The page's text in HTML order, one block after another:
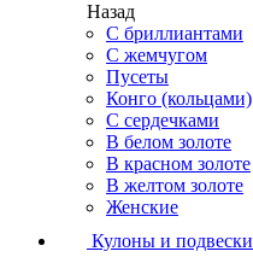
Назад
С бриллиантами
С жемчугом
Пусеты
Конго (кольцами)
С сердечками
В белом золоте
В красном золоте
В желтом золоте
Женские
Кулоны и подвески